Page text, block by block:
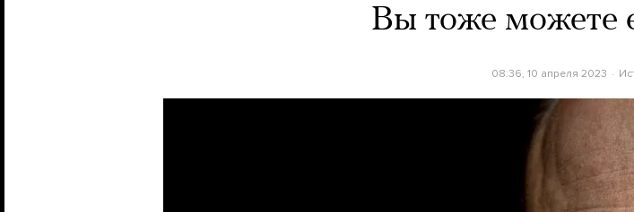
Вы тоже можете
08:36, 10 апреля 2023